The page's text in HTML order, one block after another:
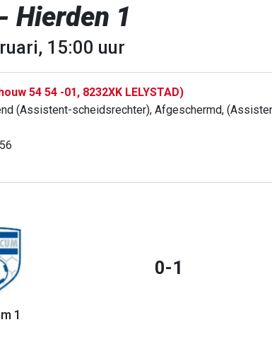
Hierden 1
15:00 uur
54 54 -01, 8232XK LELYSTAD)
(Assistent-scheidsrechter), Afgeschermd,
1
0-1